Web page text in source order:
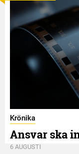
Krönika
Ansvar ska
6 AUGUSTI